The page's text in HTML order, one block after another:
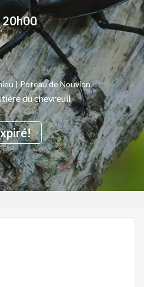
20h00
| Poteau de Nouvion
du chevreuil